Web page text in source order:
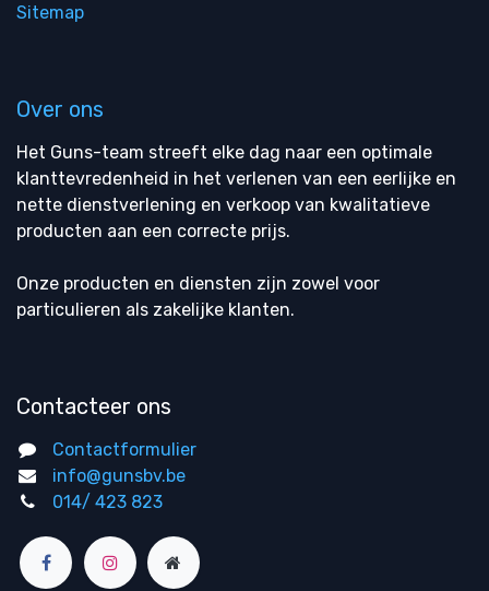
Sitemap
Over ons
Het Guns-team streeft elke dag naar een optimale
klanttevredenheid in het verlenen van een eerlijke en
nette dienstverlening en verkoop van kwalitatieve
producten aan een correcte prijs.
Onze producten en diensten zijn zowel voor
particulieren als zakelijke klanten.
Contacteer ons
Contactformulier
info@gunsbv.be
014/ 423 823